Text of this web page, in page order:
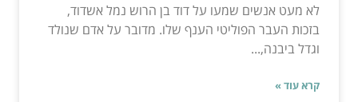
לא מעט אנשים שמעו על דוד בן הרוש נמל אשדוד,
בזכות העבר הפוליטי הענף שלו. מדובר על אדם שנולד
וגדל ביבנה,...
קרא עוד »